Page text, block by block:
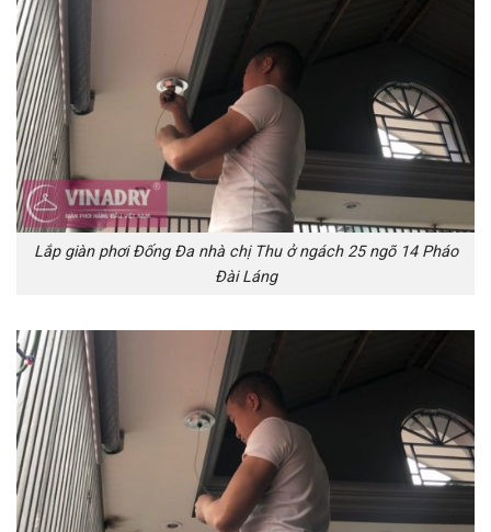
Lắp giàn phơi Đống Đa nhà chị Thu ở ngách 25 ngõ 14 Pháo
Đài Láng